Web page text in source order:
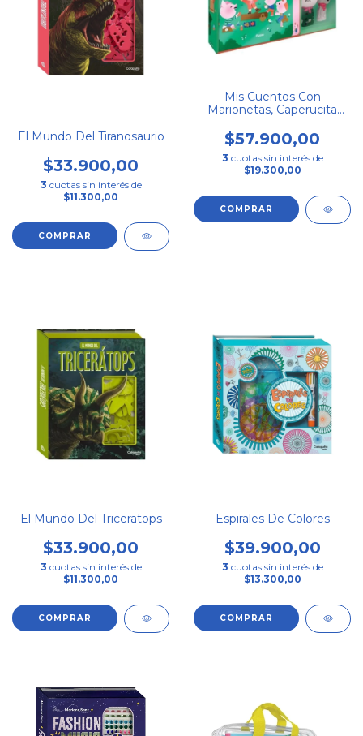
El Mundo Del Tiranosaurio
$33.900,00
3 cuotas sin interés de
$11.300,00
Mis Cuentos Con
Marionetas, Caperucita
$57.900,00
3 cuotas sin interés de
$19.300,00
El Mundo Del Triceratops
$33.900,00
3 cuotas sin interés de
$11.300,00
Espirales De Colores
$39.900,00
3 cuotas sin interés de
$13.300,00